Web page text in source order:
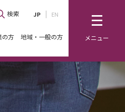
メニュー
検索 JP EN
の方 地域・一般の方